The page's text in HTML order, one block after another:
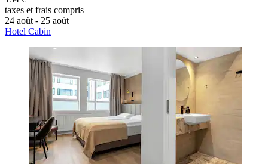
taxes et frais compris
24 août - 25 août
Hotel Cabin